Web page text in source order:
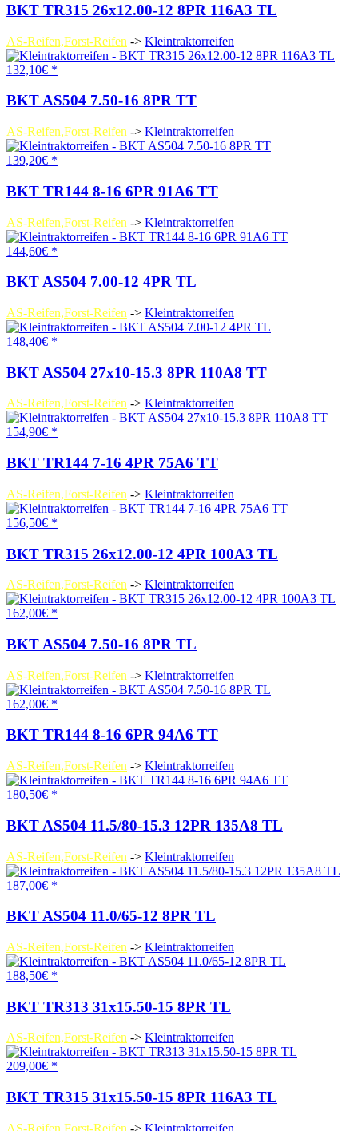
BKT TR315 26x12.00-12 8PR 116A3 TL
AS-Reifen,Forst-Reifen -> Kleintraktorreifen
132,10€ *
BKT AS504 7.50-16 8PR TT
AS-Reifen,Forst-Reifen -> Kleintraktorreifen
139,20€ *
BKT TR144 8-16 6PR 91A6 TT
AS-Reifen,Forst-Reifen -> Kleintraktorreifen
144,60€ *
BKT AS504 7.00-12 4PR TL
AS-Reifen,Forst-Reifen -> Kleintraktorreifen
148,40€ *
BKT AS504 27x10-15.3 8PR 110A8 TT
AS-Reifen,Forst-Reifen -> Kleintraktorreifen
154,90€ *
BKT TR144 7-16 4PR 75A6 TT
AS-Reifen,Forst-Reifen -> Kleintraktorreifen
156,50€ *
BKT TR315 26x12.00-12 4PR 100A3 TL
AS-Reifen,Forst-Reifen -> Kleintraktorreifen
162,00€ *
BKT AS504 7.50-16 8PR TL
AS-Reifen,Forst-Reifen -> Kleintraktorreifen
162,00€ *
BKT TR144 8-16 6PR 94A6 TT
AS-Reifen,Forst-Reifen -> Kleintraktorreifen
180,50€ *
BKT AS504 11.5/80-15.3 12PR 135A8 TL
AS-Reifen,Forst-Reifen -> Kleintraktorreifen
187,00€ *
BKT AS504 11.0/65-12 8PR TL
AS-Reifen,Forst-Reifen -> Kleintraktorreifen
188,50€ *
BKT TR313 31x15.50-15 8PR TL
AS-Reifen,Forst-Reifen -> Kleintraktorreifen
209,00€ *
BKT TR315 31x15.50-15 8PR 116A3 TL
AS-Reifen,Forst-Reifen -> Kleintraktorreifen